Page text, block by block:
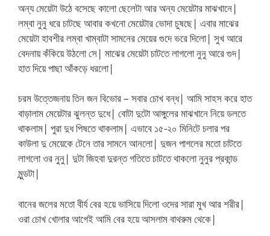
অন্য মেয়েটা উঠে বসেছে কালো ছেলেটা আর অন্য মেয়েটার মাঝখানে|
লম্বা নুনু ধরে চাটছে আবার কখনো মেয়েটার ভোদা চুষছে| এবার মাঝের
মেয়েটা হাবশীর লম্বা খাম্বাটা সামনের মেয়ের গুদে ভরে দিলো| সুখ আরে
বেদনায় কঁকিয়ে উঠলো সে| মাঝের মেয়েটা চাটতে লাগলো নুনু আরে গুদ|
হাত দিয়ে পাছা আঁকড়ে ধরলো|
চরম উত্তেজনায় তিন জন বিভোর – সবার চোখ বন্ধ| আমি সাহস করে হাত
বাড়ালাম মেয়েটার ঝুলন্ত দুধে| বোটা দুটো আঙ্গুলের মাঝখানে নিয়ে ডলতে
থাকলাম| পুরা দুধ পিষতে থাকলাম| এভাবে ১৫-২০ মিনিটে চলার পর
কাউলা দু মেয়েকে টেনে তার সামনে আনলো| দুজন পাগলের মতো চাটতে
লাগলো ওর নুনু| দুটা জিহবা দুরন্ত গতিতে চাটতে থাকলো নুনুর প্রকান্ড
মুন্ডটা|
বানের জলের মতো বীর্য বের হয়ে ভাসিয়ে দিলো ওদের সারা মুখ আর শরীর|
ওরা চোখ খোলার আগেই আমি বের হয়ে আসলাম বাথরুম থেকে|